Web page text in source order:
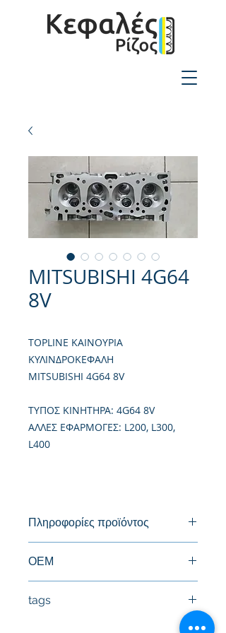
MITSUBISHI 4G64
8V
TOPLINE ΚΑΙΝΟΥΡΙΑ
ΚΥΛΙΝΔΡΟΚΕΦΑΛΗ
MITSUBISHI 4G64 8V
TΥΠΟΣ ΚΙΝΗΤΗΡΑ: 4G64 8V
ΑΛΛΕΣ ΕΦΑΡΜΟΓΕΣ: L200, L300,
L400
Πληροφορίες προϊόντος
ΟΕΜ
tags